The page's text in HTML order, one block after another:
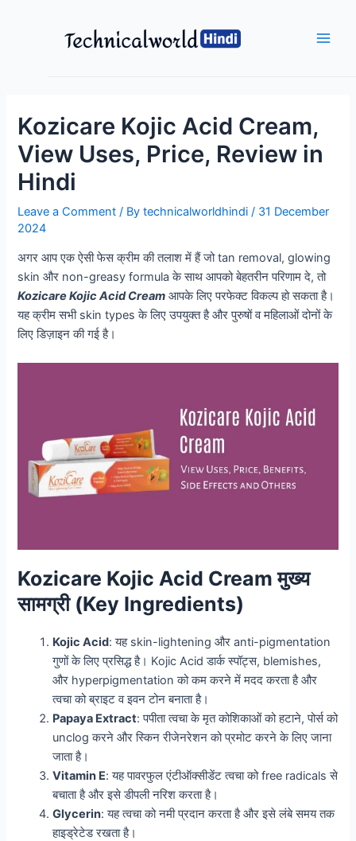
Kozicare Kojic Acid Cream,
View Uses, Price, Review in
Hindi
Leave a Comment / Bytechnicalworldhindi/ 31 December
2024
अगर आप एक ऐसी फेस क्रीम की तलाश में हैं जो tan removal, glowing
skin और non-greasy formula के साथ आपको बेहतरीन परिणाम दे, तो
Kozicare Kojic Acid Cream आपके लिए परफेक्ट विकल्प हो सकता है।
यह क्रीम सभी skin types के लिए उपयुक्त है और पुरुषों व महिलाओं दोनों के
लिए डिज़ाइन की गई है।
Kozicare Kojic Acid Cream मुख्य
सामग्री (Key Ingredients)
Kojic Acid: यह skin-lightening और anti-pigmentation
गुणों के लिए प्रसिद्ध है। Kojic Acid डार्क स्पॉट्स, blemishes,
और hyperpigmentation को कम करने में मदद करता है और
त्वचा को ब्राइट व इवन टोन बनाता है।
Papaya Extract: पपीता त्वचा के मृत कोशिकाओं को हटाने, पोर्स को
unclog करने और स्किन रीजेनरेशन को प्रमोट करने के लिए जाना
जाता है।
Vitamin E: यह पावरफुल एंटीऑक्सीडेंट त्वचा को free radicals से
बचाता है और इसे डीपली नरिश करता है।
Glycerin: यह त्वचा को नमी प्रदान करता है और इसे लंबे समय तक
हाइड्रेटेड रखता है।